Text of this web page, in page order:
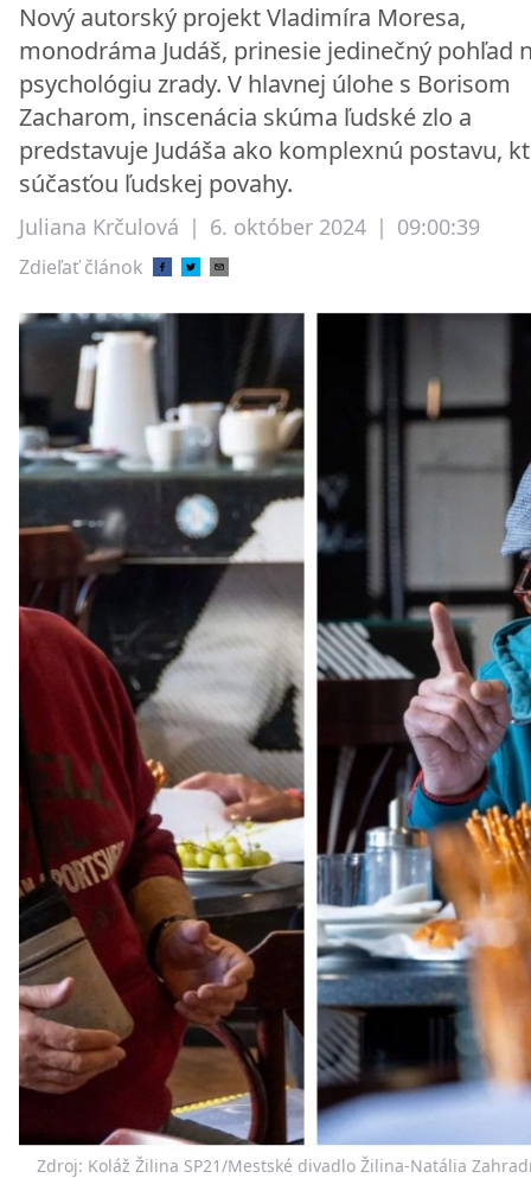
Nový autorský projekt Vladimíra Moresa,
monodráma Judáš, prinesie jedinečný pohľad
psychológiu zrady. V hlavnej úlohe s Borisom
Zacharom, inscenácia skúma ľudské zlo a
predstavuje Judáša ako komplexnú postavu,
súčasťou ľudskej povahy.
Juliana Krčulová | 6. október 2024 | 09:00:39
Zdieľať článok
Zdroj: Koláž Žilina SP21/Mestské divadlo Žilina-Natália